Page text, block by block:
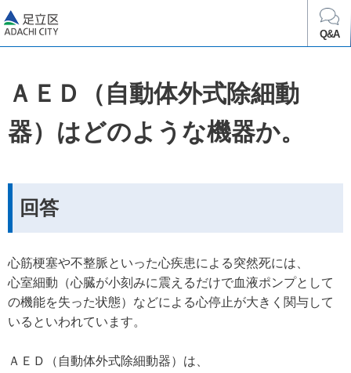
Q&A
ＡＥＤ（自動体外式除細動
器）はどのような機器か。
回答
心筋梗塞や不整脈といった心疾患による突然死には、
心室細動（心臓が小刻みに震えるだけで血液ポンプとして
の機能を失った状態）などによる心停止が大きく関与して
いるといわれています。
ＡＥＤ（自動体外式除細動器）は、